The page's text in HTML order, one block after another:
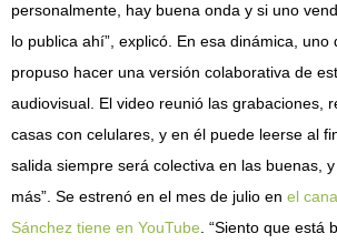
personalmente, hay buena onda y si uno
lo publica ahí”, explicó. En esa dinámica, uno
propuso hacer una versión colaborativa de
audiovisual. El video reunió las grabaciones,
casas con celulares, y en él puede leerse al
salida siempre será colectiva en las buenas,
más”. Se estrenó en el mes de julio en el
Sánchez tiene en YouTube . “Siento que